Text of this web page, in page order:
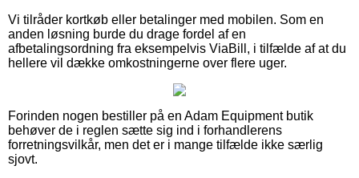
Vi tilråder kortkøb eller betalinger med mobilen. Som en
anden løsning burde du drage fordel af en
afbetalingsordning fra eksempelvis ViaBill, i tilfælde af at du
hellere vil dække omkostningerne over flere uger.
Forinden nogen bestiller på en Adam Equipment butik
behøver de i reglen sætte sig ind i forhandlerens
forretningsvilkår, men det er i mange tilfælde ikke særlig
sjovt.